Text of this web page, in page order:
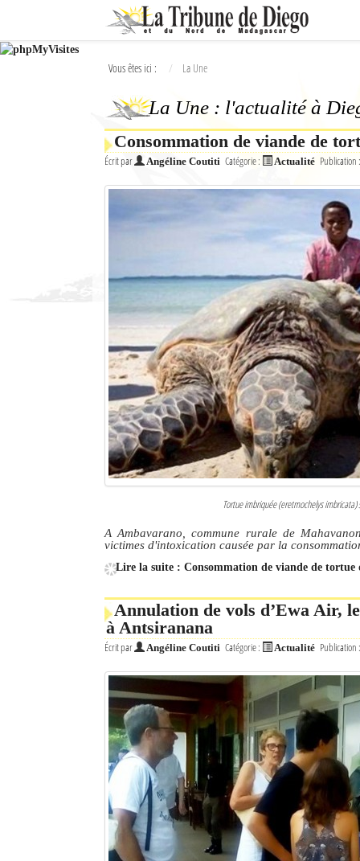
Ok
L'actualité à Diego Suarez
Le Nord de Madagascar
L'actualité du tourisme
Sites touristiques
Diego Suarez Pratique
Vous êtes ici : La Une
La Une : l'actualité à
Consommation de viande de
Écrit par Angéline Coutiti Catégorie : Actualité
Tortue imbriquée (eretmochelys
A Ambavarano, commune rurale de
victimes d'intoxication causée par la
Lire la suite : Consommation de viande de
Annulation de vols d’Ewa Air,
à Antsiranana
Écrit par Angéline Coutiti Catégorie : Actualité